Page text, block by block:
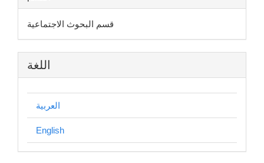
قسم البحوث الاجتماعية
اللغة
العربية
English